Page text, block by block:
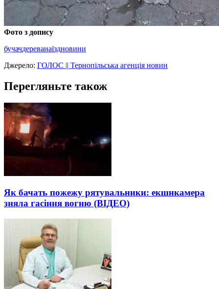
Фото з допису
бучачдереванаїздновини
Джерело: ГОЛОС || Тернопільська агенція новин
Перегляньте також
Як бачать пожежу рятувальники: екшнкамера
зняла гасіння вогню (ВІДЕО)